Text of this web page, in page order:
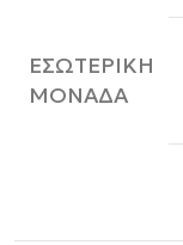
ΕΣΩΤΕΡΙΚΗ
ΜΟΝΑΔΑ